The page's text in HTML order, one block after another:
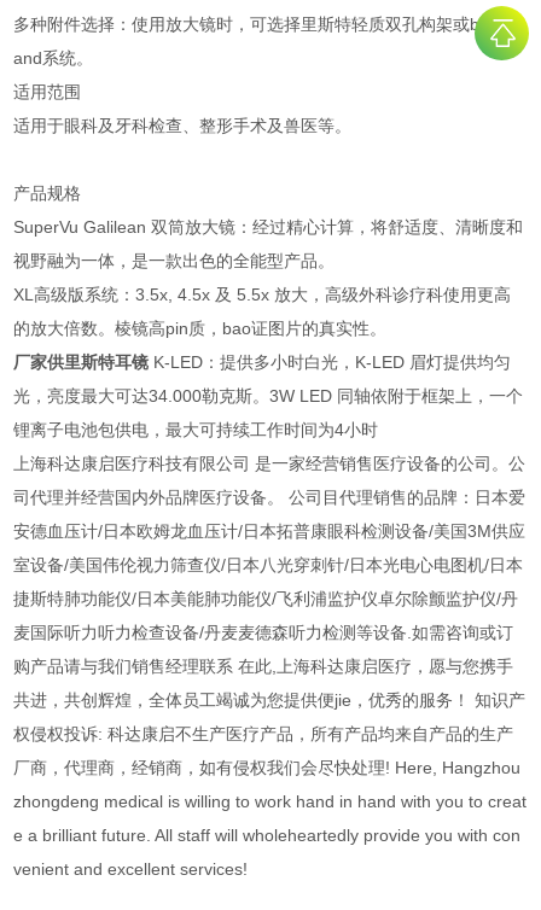
多种附件选择：使用放大镜时，可选择里斯特轻质双孔构架或brow b
and系统。
适用范围
适用于眼科及牙科检查、整形手术及兽医等。
产品规格
SuperVu Galilean 双筒放大镜：经过精心计算，将舒适度、清晰度和
视野融为一体，是一款出色的全能型产品。
XL高级版系统：3.5x, 4.5x 及 5.5x 放大，高级外科诊疗科使用更高
的放大倍数。棱镜高pin质，bao证图片的真实性。
厂家供里斯特耳镜 K-LED：提供多小时白光，K-LED 眉灯提供均匀
光，亮度最大可达34.000勒克斯。3W LED 同轴依附于框架上，一个
锂离子电池包供电，最大可持续工作时间为4小时
上海科达康启医疗科技有限公司 是一家经营销售医疗设备的公司。公
司代理并经营国内外品牌医疗设备。 公司目代理销售的品牌：日本爱
安德血压计/日本欧姆龙血压计/日本拓普康眼科检测设备/美国3M供应
室设备/美国伟伦视力筛查仪/日本八光穿刺针/日本光电心电图机/日本
捷斯特肺功能仪/日本美能肺功能仪/飞利浦监护仪卓尔除颤监护仪/丹
麦国际听力听力检查设备/丹麦麦德森听力检测等设备.如需咨询或订
购产品请与我们销售经理联系 在此,上海科达康启医疗，愿与您携手
共进，共创辉煌，全体员工竭诚为您提供便jie，优秀的服务！ 知识产
权侵权投诉: 科达康启不生产医疗产品，所有产品均来自产品的生产
厂商，代理商，经销商，如有侵权我们会尽快处理! Here, Hangzhou
zhongdeng medical is willing to work hand in hand with you to creat
e a brilliant future. All staff will wholeheartedly provide you with con
venient and excellent services!